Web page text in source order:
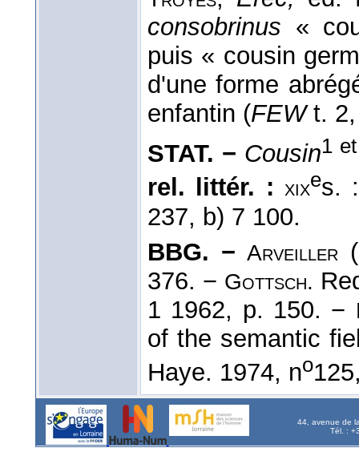
consobrinus «
puis « cousin
d'une forme
enfantin (FEWt. 2,
STAT. − Cousin1
rel. littér. : xixes.
237, b) 7 100.
BBG. − Arveiller
376. − Gottsch.
1 1962, p. 150. −
of the semantic
Haye. 1974, no
44, avenue de
Tél. :